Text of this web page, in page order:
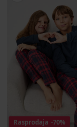
Rasprodaja -70%